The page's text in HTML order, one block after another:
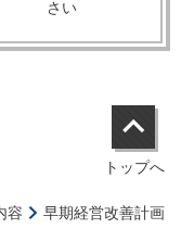
さい
トップへ
容 早期経営改善計画